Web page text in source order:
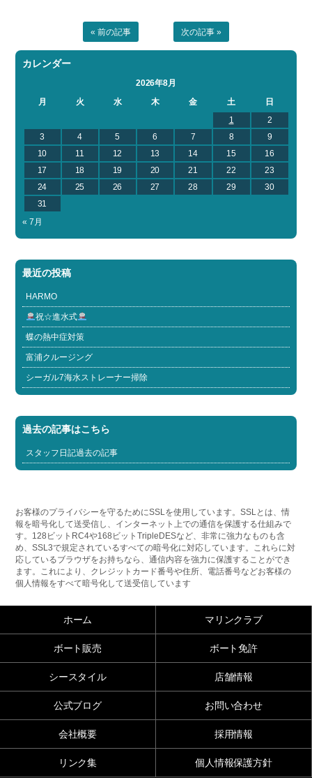
« 前の記事 次の記事 »
カレンダー
2026年8月
月
火 水 木 金 土
日
1
2
3
4 5 6 7 8
9
10
11 12 13 14 15
16
17
18 19 20 21 22
23
24
25 26 27 28 29
30
31
« 7月
最近の投稿
HARMO
祝☆進水式
蝶の熱中症対策
富浦クルージング
シーガル7海水ストレーナー掃除
過去の記事はこちら
スタッフ日記過去の記事
お客様のプライバシーを守るためにSSLを使用しています。SSLとは、情
報を暗号化して送受信し、インターネット上での通信を保護する仕組みで
す。128ビットRC4や168ビットTripleDESなど、非常に強力なものも含
め、SSL3で規定されているすべての暗号化に対応しています。これらに対
応しているブラウザをお持ちなら、通信内容を強力に保護することができ
ます。これにより、クレジットカード番号や住所、電話番号などお客様の
個人情報をすべて暗号化して送受信しています
ホーム マリンクラブ
ボート販売 ボート免許
シースタイル 店舗情報
公式ブログ お問い合わせ
会社概要 採用情報
リンク集 個人情報保護方針